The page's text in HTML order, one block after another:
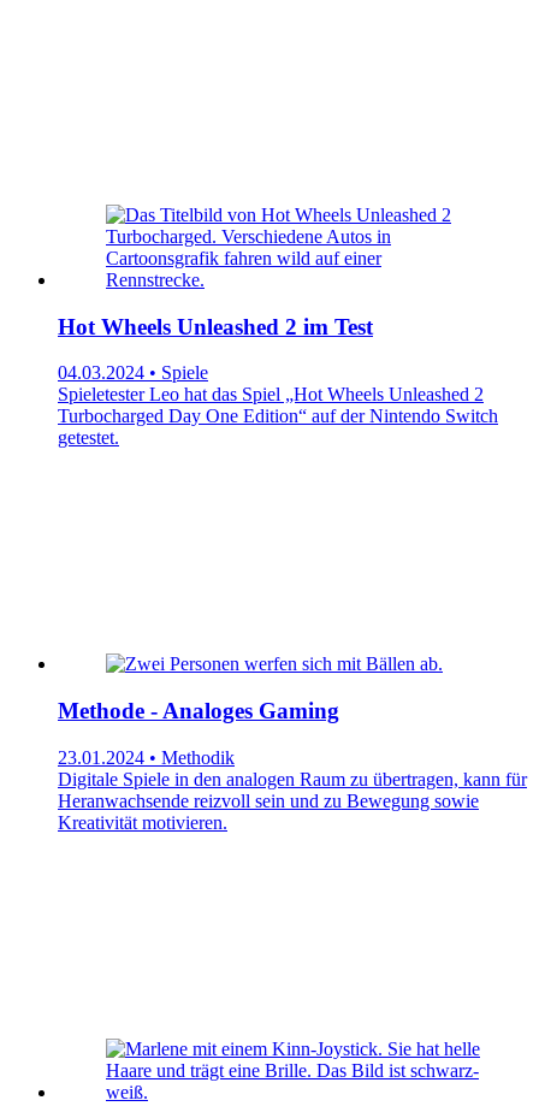
Hot Wheels Unleashed 2 im Test
04.03.2024 • Spiele
Spieletester Leo hat das Spiel „Hot Wheels Unleashed 2
Turbocharged Day One Edition“ auf der Nintendo Switch
getestet.
Methode - Analoges Gaming
23.01.2024 • Methodik
Digitale Spiele in den analogen Raum zu übertragen, kann für
Heranwachsende reizvoll sein und zu Bewegung sowie
Kreativität motivieren.